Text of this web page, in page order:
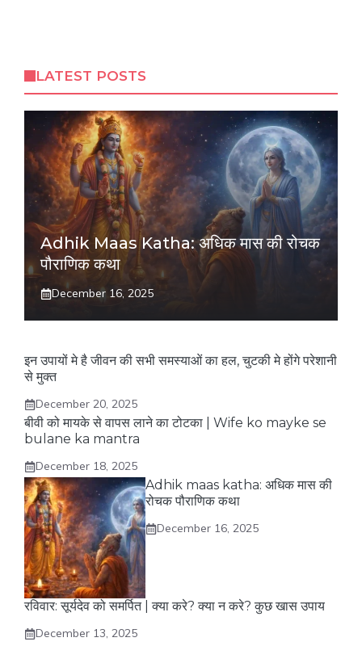
LATEST POSTS
Adhik Maas Katha: अधिक मास की रोचक
पौराणिक कथा
December 16, 2025
इन उपायों मे है जीवन की सभी समस्याओं का हल, चुटकी मे होंगे परेशानी
से मुक्त
December 20, 2025
बीवी को मायके से वापस लाने का टोटका | Wife ko mayke se
bulane ka mantra
December 18, 2025
Adhik maas katha: अधिक मास की
रोचक पौराणिक कथा
December 16, 2025
रविवार: सूर्यदेव को समर्पित | क्या करे? क्या न करे? कुछ खास उपाय
December 13, 2025